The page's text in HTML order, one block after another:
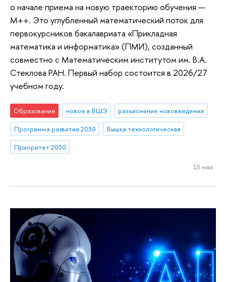
о начале приема на новую траекторию обучения —
М++. Это углубленный математический поток для
первокурсников бакалавриата «Прикладная
математика и информатика» (ПМИ), созданный
совместно с Математическим институтом им. В.А.
Стеклова РАН. Первый набор состоится в 2026/27
учебном году.
Образование новое в ВШЭ
разъяснение нововведения
Программа развития 2030
Вышка технологическая
Приоритет 2030
15 мая